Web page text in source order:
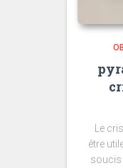
Le
être
soucis